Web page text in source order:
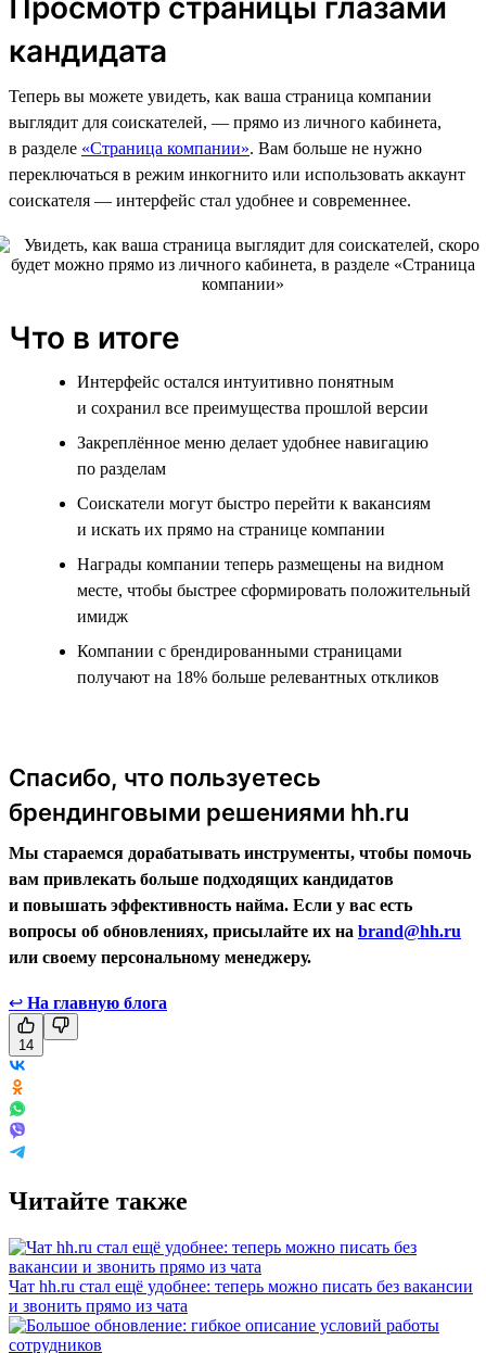
Просмотр страницы глазами
кандидата
Теперь вы можете увидеть, как ваша страница компании
выглядит для соискателей, — прямо из личного кабинета,
в разделе «Страница компании». Вам больше не нужно
переключаться в режим инкогнито или использовать аккаунт
соискателя — интерфейс стал удобнее и современнее.
Что в итоге
Интерфейс остался интуитивно понятным
и сохранил все преимущества прошлой версии
Закреплённое меню делает удобнее навигацию
по разделам
Соискатели могут быстро перейти к вакансиям
и искать их прямо на странице компании
Награды компании теперь размещены на видном
месте, чтобы быстрее сформировать положительный
имидж
Компании с брендированными страницами
получают на 18% больше релевантных откликов
Спасибо, что пользуетесь
брендинговыми решениями hh.ru
Мы стараемся дорабатывать инструменты, чтобы помочь
вам привлекать больше подходящих кандидатов
и повышать эффективность найма. Если у вас есть
вопросы об обновлениях, присылайте их на brand@hh.ru
или своему персональному менеджеру.
↩ На главную блога
14
Читайте также
Чат hh.ru стал ещё удобнее: теперь можно писать без вакансии
и звонить прямо из чата